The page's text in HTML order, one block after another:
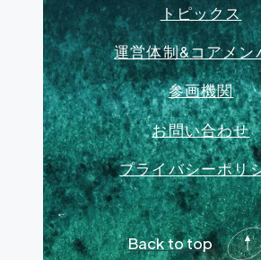
トピックス
運営体制&コアメン
参画機関
お問い合わせ
プライバシーポリ
Back to top